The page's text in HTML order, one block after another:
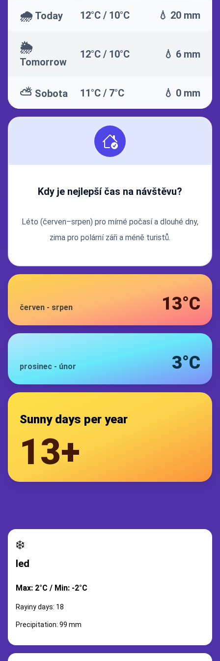
🌧️ Today 12°C / 10°C 💧 20 mm
🌦️
Tomorrow
12°C / 10°C 💧 6 mm
⛅ Sobota 11°C / 7°C 💧 0 mm
Kdy je nejlepší čas na návštěvu?
Léto (červen–srpen) pro mírné počasí a dlouhé dny,
zima pro polární záři a méně turistů.
červen - srpen 13°C
prosinec - únor 3°C
Sunny days per year
13+
❄️
led
Max: 2°C / Min: -2°C
Rayiny days: 18
Precipitation: 99 mm